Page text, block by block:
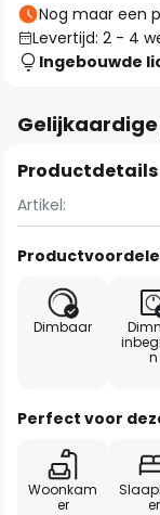
Nog maar een
Levertijd: 2 - 4
Ingebouwde
Productdetails
Artikel:
Dimbaar
n
Perfect voor
Woonkam
er
er